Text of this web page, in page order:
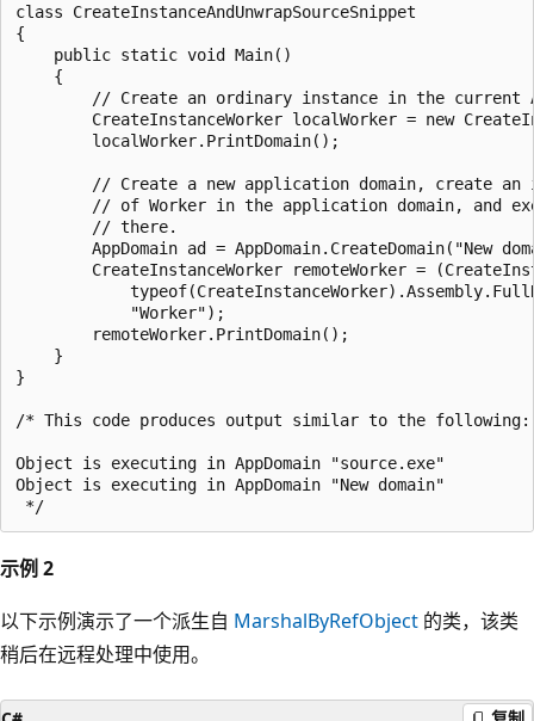
class CreateInstanceAndUnwrapSourceSnippet
{
    public static void Main()
    {
// Create an ordinary instance in the current
CreateInstanceWorker localWorker = new
        localWorker.PrintDomain();
// Create a new application domain, create an
// of Worker in the application domain, and
        // there.
AppDomain ad = AppDomain.CreateDomain("New
CreateInstanceWorker remoteWorker =
            "Worker");
        remoteWorker.PrintDomain();
    }
}
/* This code produces output similar to the following:
Object is executing in AppDomain "source.exe"
Object is executing in AppDomain "New domain"
示例 2
以下示例演示了一个派生自 MarshalByRefObject 的类，该类
稍后在远程处理中使用。